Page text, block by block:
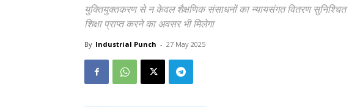
युक्तियुक्तकरण से न केवल शैक्षणिक संसाधनों का न्यायसंगत वितरण सुनिश्चित
शिक्षा प्राप्त करने का अवसर भी मिलेगा
By Industrial Punch - 27 May 2025